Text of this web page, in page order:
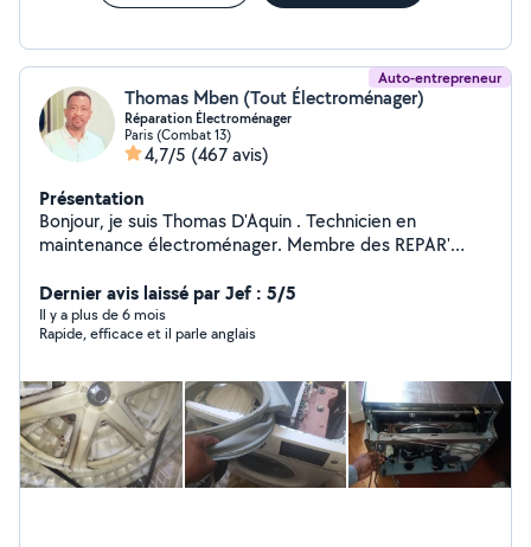
Auto-entrepreneur
Thomas Mben (Tout Électroménager)
Réparation Électroménager
Paris (Combat 13)
4,7/5 (467 avis)
Présentation
Bonjour, je suis Thomas D'Aquin . Technicien en
maintenance électroménager. Membre des REPAR'
linge, lave vaisselle , cuisinières et fours. Réussite 95%.
(Protégeons notre Planète)
Dernier avis laissé par Jef : 5/5
Il y a plus de 6 mois
Rapide, efficace et il parle anglais